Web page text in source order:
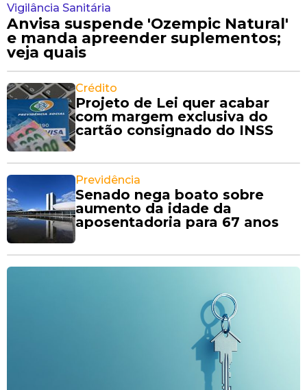
Vigilância Sanitária
Anvisa suspende 'Ozempic Natural'
e manda apreender suplementos;
veja quais
Crédito
Projeto de Lei quer acabar
com margem exclusiva do
cartão consignado do INSS
Previdência
Senado nega boato sobre
aumento da idade da
aposentadoria para 67 anos